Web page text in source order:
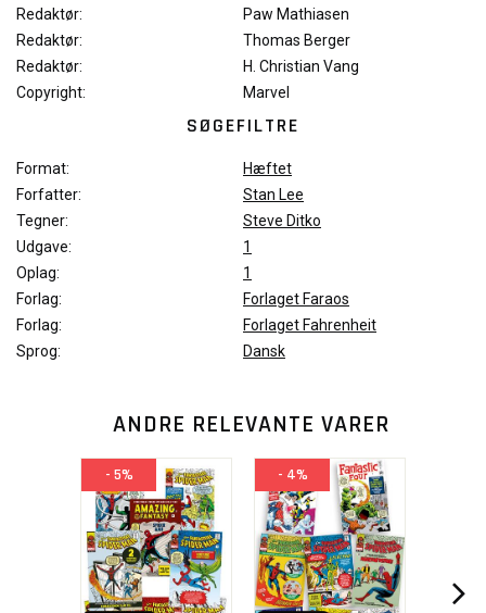
Redaktør:
Paw Mathiasen
Redaktør:
Thomas Berger
Redaktør:
H. Christian Vang
Copyright:
Marvel
SØGEFILTRE
Format:
Hæftet
Forfatter:
Stan Lee
Tegner:
Steve Ditko
Udgave:
1
Oplag:
1
Forlag:
Forlaget Faraos
Forlag:
Forlaget Fahrenheit
Sprog:
Dansk
ANDRE RELEVANTE VARER
- 5% - 4%